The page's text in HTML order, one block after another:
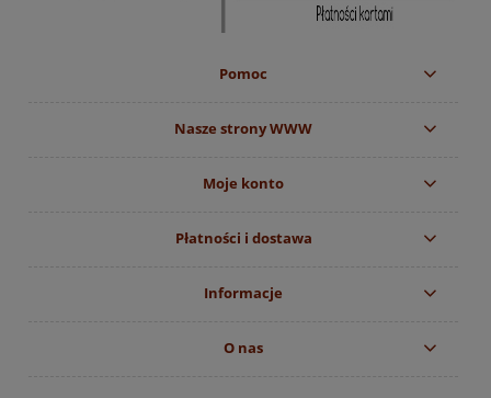
Pomoc
Nasze strony WWW
Moje konto
Płatności i dostawa
Informacje
O nas